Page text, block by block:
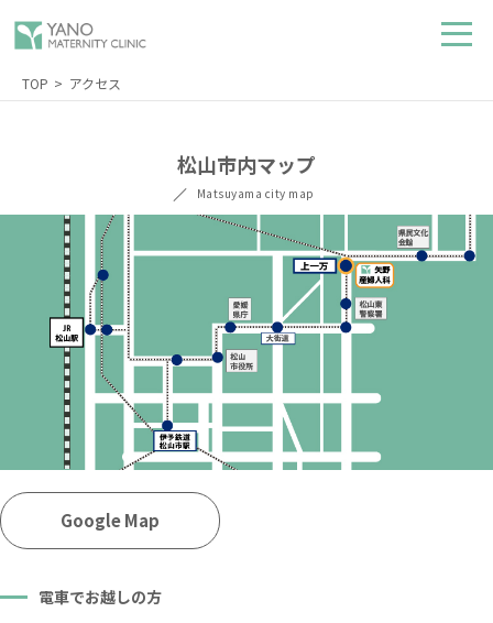
TOP アクセス
松山市内マップ
Matsuyama city map
Google Map
電車でお越しの方